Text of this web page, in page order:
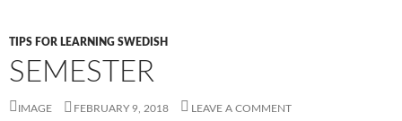
TIPS FOR LEARNING SWEDISH
SEMESTER
IMAGE FEBRUARY 9, 2018 LEAVE A COMMENT